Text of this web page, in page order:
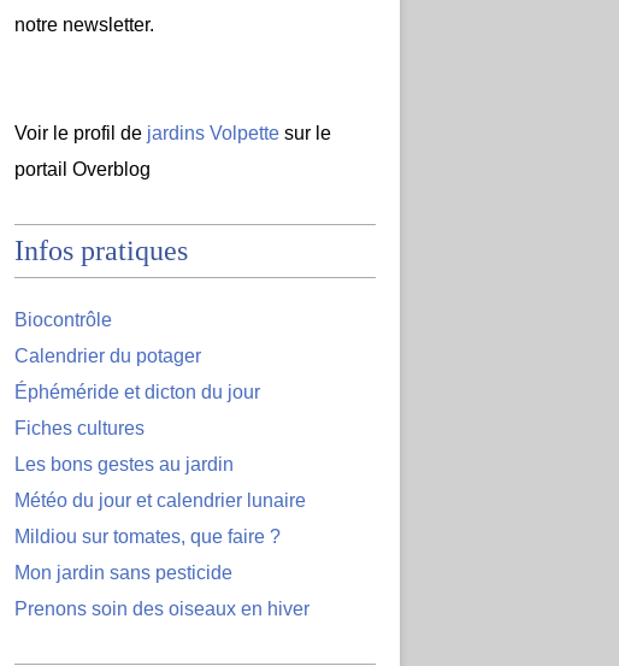
notre newsletter.
Voir le profil de jardins Volpette sur le
portail Overblog
Infos pratiques
Biocontrôle
Calendrier du potager
Éphéméride et dicton du jour
Fiches cultures
Les bons gestes au jardin
Météo du jour et calendrier lunaire
Mildiou sur tomates, que faire ?
Mon jardin sans pesticide
Prenons soin des oiseaux en hiver